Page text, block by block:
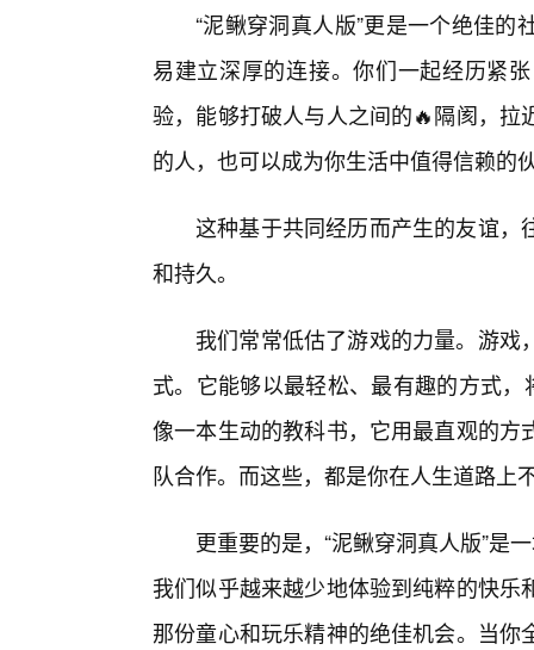
“泥鳅穿洞真人版”更是一个绝佳
易建立深厚的连接。你们一起经历紧
验，能够打破人与人之间的🔥隔阂，
的人，也可以成为你生活中值得信赖的
这种基于共同经历而产生的友谊，
和持久。
我们常常低估了游戏的力量。游
式。它能够以最轻松、最有趣的方式
像一本生动的教科书，它用最直观的
队合作。而这些，都是你在人生道路上
更重要的是，“泥鳅穿洞真人版”是
我们似乎越来越少地体验到纯粹的快
那份童心和玩乐精神的绝佳机会。当